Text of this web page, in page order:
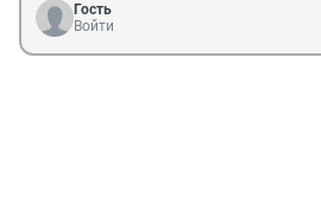
Гость
Войти